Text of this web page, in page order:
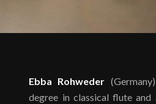
Ebba Rohweder
degree in classical flute